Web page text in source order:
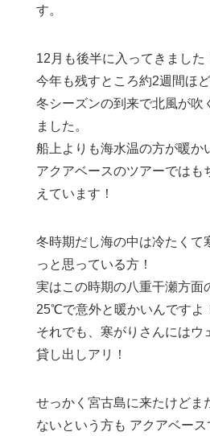
す。
12月も後半に入ってきました
今年も残すところ約2週間ほど
冬シーズンの到来で北風が吹
ました。
船上よりも海水温の方が暖か
アクアベースのツアーではも
えています！
冬時期だし海の中は冷たくて
っと思っている方！
実はこの時期の八重干瀬方面
25℃で意外と暖かいんですよ
それでも、寒がりさんにはウ
貸し出しアリ！
せっかく宮古島に来たけどま
ないという方も アクアベー